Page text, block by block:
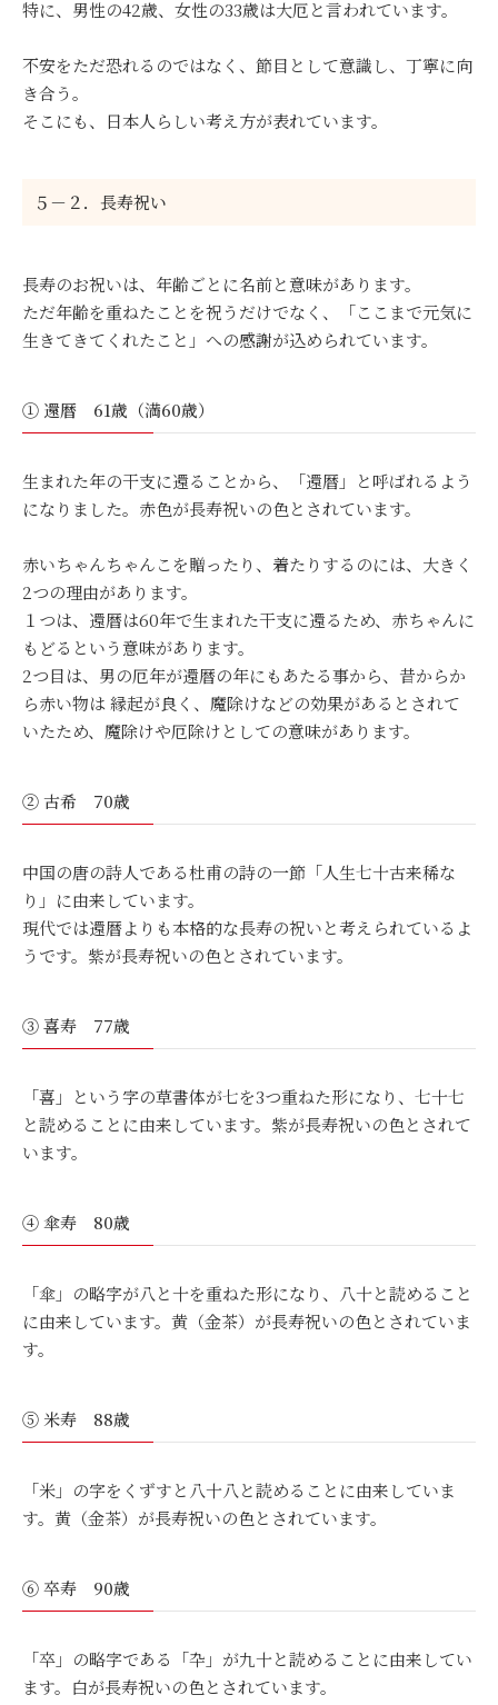
特に、男性の42歳、女性の33歳は大厄と言われています。
不安をただ恐れるのではなく、節目として意識し、丁寧に向
き合う。
そこにも、日本人らしい考え方が表れています。
５－２．長寿祝い
長寿のお祝いは、年齢ごとに名前と意味があります。
ただ年齢を重ねたことを祝うだけでなく、「ここまで元気に
生きてきてくれたこと」への感謝が込められています。
① 還暦 61歳（満60歳）
生まれた年の干支に還ることから、「還暦」と呼ばれるよう
になりました。赤色が長寿祝いの色とされています。
赤いちゃんちゃんこを贈ったり、着たりするのには、大きく
2つの理由があります。
１つは、還暦は60年で生まれた干支に還るため、赤ちゃんに
もどるという意味があります。
2つ目は、男の厄年が還暦の年にもあたる事から、昔からか
ら赤い物は 縁起が良く、魔除けなどの効果があるとされて
いたため、魔除けや厄除けとしての意味があります。
② 古希 70歳
中国の唐の詩人である杜甫の詩の一節「人生七十古来稀な
り」に由来しています。
現代では還暦よりも本格的な長寿の祝いと考えられているよ
うです。紫が長寿祝いの色とされています。
③ 喜寿 77歳
「喜」という字の草書体が七を3つ重ねた形になり、七十七
と読めることに由来しています。紫が長寿祝いの色とされて
います。
④ 傘寿 80歳
「傘」の略字が八と十を重ねた形になり、八十と読めること
に由来しています。黄（金茶）が長寿祝いの色とされていま
す。
⑤ 米寿 88歳
「米」の字をくずすと八十八と読めることに由来していま
す。黄（金茶）が長寿祝いの色とされています。
⑥ 卒寿 90歳
「卒」の略字である「卆」が九十と読めることに由来してい
ます。白が長寿祝いの色とされています。